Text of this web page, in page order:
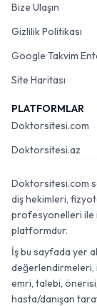
Bize Ulaşın
Gizlilik Politikası
Google Takvim
Site Haritası
PLATFORMLAR
Doktorsitesi.com
Doktorsitesi.az
Doktorsitesi.com
diş hekimleri,
profesyonelleri ile
platformdur.
İş bu sayfada yer
değerlendirmeleri,
emri, talebi,
hasta/danışan